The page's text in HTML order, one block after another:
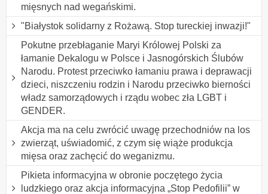
mięsnych nad wegańskimi.
"Białystok solidarny z Rożawą. Stop tureckiej inwazji!"
Pokutne przebłaganie Maryi Królowej Polski za
łamanie Dekalogu w Polsce i Jasnogórskich Ślubów
Narodu. Protest przeciwko łamaniu prawa i deprawacji
dzieci, niszczeniu rodzin i Narodu przeciwko bierności
władz samorządowych i rządu wobec zła LGBT i
GENDER.
Akcja ma na celu zwrócić uwagę przechodniów na los
zwierząt, uświadomić, z czym się wiąże produkcja
mięsa oraz zachęcić do weganizmu.
Pikieta informacyjna w obronie poczętego życia
ludzkiego oraz akcja informacyjna „Stop Pedofilii” w